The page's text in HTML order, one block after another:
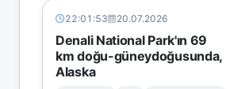
22:01:53 20.07.2026
Denali National Park'ın 69
km doğu-güneydoğusunda,
Alaska